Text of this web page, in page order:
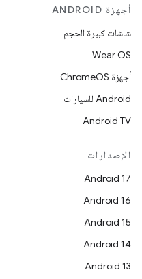
أجهزة ANDROID
شاشات كبيرة الحجم
Wear OS
أجهزة ChromeOS
Android للسيارات
Android TV
الإصدارات
Android 17
Android 16
Android 15
Android 14
Android 13